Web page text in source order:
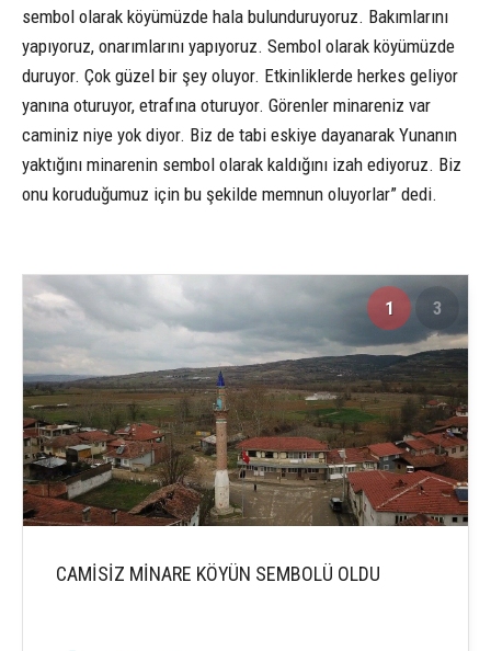
sembol olarak köyümüzde hala bulunduruyoruz. Bakımlarını
yapıyoruz, onarımlarını yapıyoruz. Sembol olarak köyümüzde
duruyor. Çok güzel bir şey oluyor. Etkinliklerde herkes geliyor
yanına oturuyor, etrafına oturuyor. Görenler minareniz var
caminiz niye yok diyor. Biz de tabi eskiye dayanarak Yunanın
yaktığını minarenin sembol olarak kaldığını izah ediyoruz. Biz
onu koruduğumuz için bu şekilde memnun oluyorlar” dedi.
1 3
CAMİSİZ MİNARE KÖYÜN SEMBOLÜ OLDU